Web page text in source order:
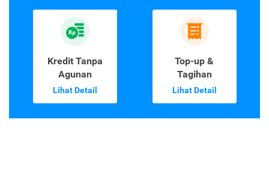
Kredit Tanpa
Agunan
Lihat Detail
Top-up &
Tagihan
Lihat Detail